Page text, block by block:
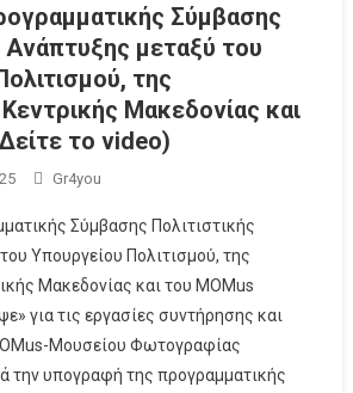
Σύμβασης
Ανάπτυξης μεταξύ του
της
Μακεδονίας και
το video)
Gr4you
Σύμβασης Πολιτιστικής
Υπουργείου Πολιτισμού, της
Μακεδονίας και του MOMus
για τις εργασίες συντήρησης και
Μουσείου Φωτογραφίας
την υπογραφή της προγραμματικής